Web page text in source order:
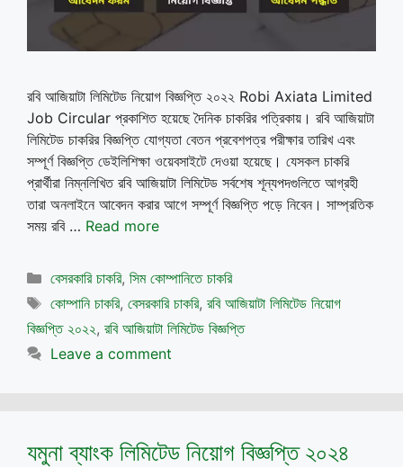
রবি আজিয়াটা লিমিটেড নিয়োগ বিজ্ঞপ্তি ২০২২ Robi Axiata Limited
Job Circular প্রকাশিত হয়েছে দৈনিক চাকরির পত্রিকায়। রবি আজিয়াটা
লিমিটেড চাকরির বিজ্ঞপ্তি যোগ্যতা বেতন প্রবেশপত্র পরীক্ষার তারিখ এবং
সম্পূর্ণ বিজ্ঞপ্তি ডেইলিশিক্ষা ওয়েবসাইটে দেওয়া হয়েছে। যেসকল চাকরি
প্রার্থীরা নিম্নলিখিত রবি আজিয়াটা লিমিটেড সর্বশেষ শূন্যপদগুলিতে আগ্রহী
তারা অনলাইনে আবেদন করার আগে সম্পূর্ণ বিজ্ঞপ্তি পড়ে নিবেন। সাম্প্রতিক
সময় রবি … Read more
Categories
বেসরকারি চাকরি, সিম কোম্পানিতে চাকরি
Tags
কোম্পানি চাকরি, বেসরকারি চাকরি, রবি আজিয়াটা লিমিটেড নিয়োগ
বিজ্ঞপ্তি ২০২২, রবি আজিয়াটা লিমিটেড বিজ্ঞপ্তি
Leave a comment
যমুনা ব্যাংক লিমিটেড নিয়োগ বিজ্ঞপ্তি ২০২৪